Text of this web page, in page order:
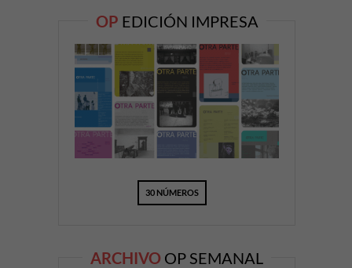
OP EDICIÓN IMPRESA
30 NÚMEROS
ARCHIVO OP SEMANAL